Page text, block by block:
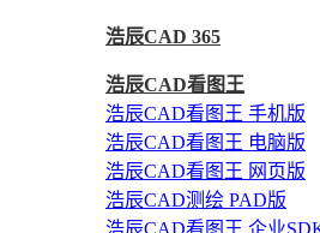
浩辰CAD 365
浩辰CAD看图王
浩辰CAD看图王 手机版
浩辰CAD看图王 电脑版
浩辰CAD看图王 网页版
浩辰CAD测绘 PAD版
浩辰CAD看图王 企业